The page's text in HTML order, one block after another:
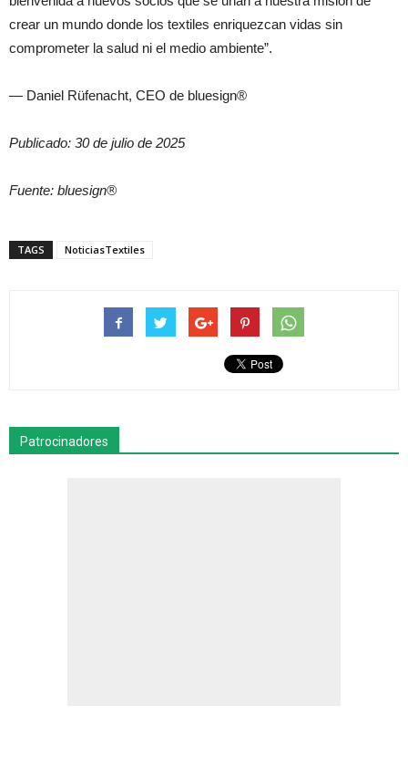
crear un mundo donde los textiles enriquezcan vidas sin
comprometer la salud ni el medio ambiente”.
— Daniel Rüfenacht, CEO de bluesign®
Publicado: 30 de julio de 2025
Fuente: bluesign®
TAGS NoticiasTextiles
Patrocinadores